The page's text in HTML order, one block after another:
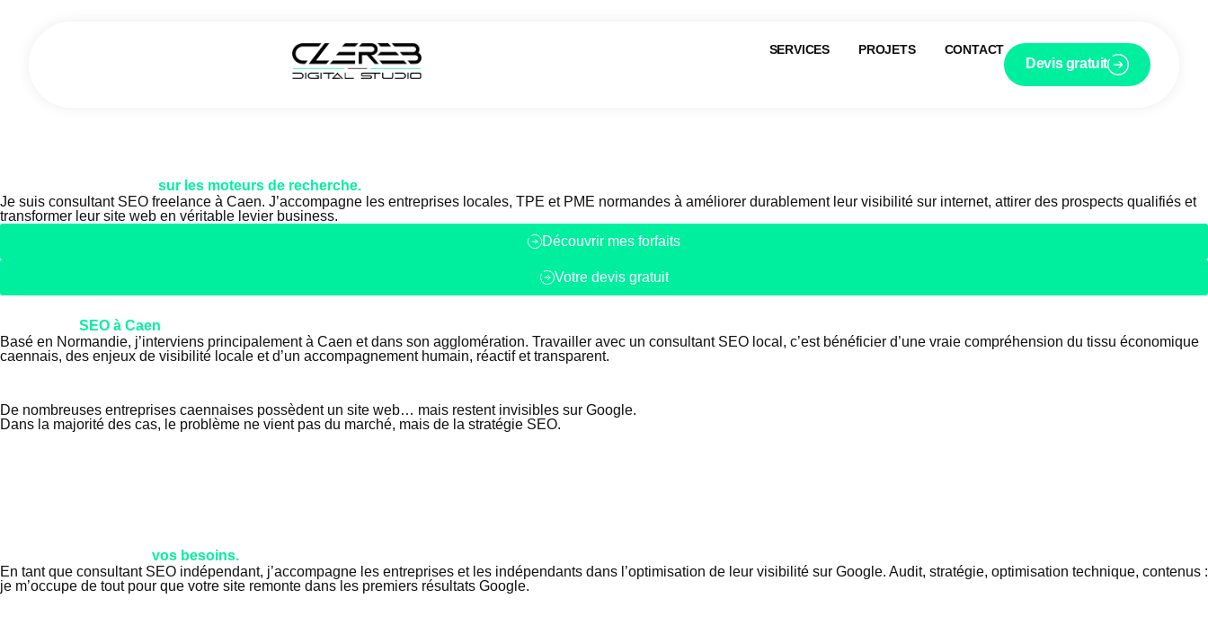
SERVICES PROJETS CONTACT
Devis gratuit
sur les moteurs de recherche.
Je suis consultant SEO freelance à Caen. J’accompagne les entreprises locales, TPE et PME normandes à améliorer durablement leur visibilité sur internet, attirer des prospects qualifiés et
transformer leur site web en véritable levier business.
Découvrir mes forfaits
Votre devis gratuit
SEO à Caen
Basé en Normandie, j’interviens principalement à Caen et dans son agglomération. Travailler avec un consultant SEO local, c’est bénéficier d’une vraie compréhension du tissu économique
caennais, des enjeux de visibilité locale et d’un accompagnement humain, réactif et transparent.
De nombreuses entreprises caennaises possèdent un site web… mais restent invisibles sur Google.
Dans la majorité des cas, le problème ne vient pas du marché, mais de la stratégie SEO.
vos besoins.
En tant que consultant SEO indépendant, j’accompagne les entreprises et les indépendants dans l’optimisation de leur visibilité sur Google. Audit, stratégie, optimisation technique, contenus :
je m’occupe de tout pour que votre site remonte dans les premiers résultats Google.